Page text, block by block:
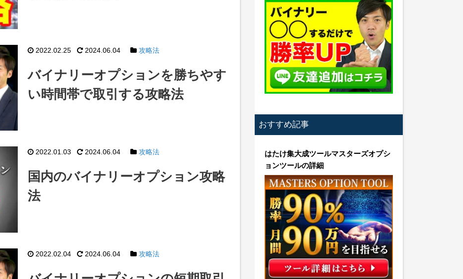
2022.02.25 2024.06.04 攻略法
バイナリーオプションを勝ちやす
い時間帯で取引する攻略法
2022.01.03 2024.06.04 攻略法
国内のバイナリーオプション攻略
法
2022.02.04 2024.06.04 攻略法
おすすめ記事
はたけ集大成ツールマスターズオプシ
ョンツールの詳細